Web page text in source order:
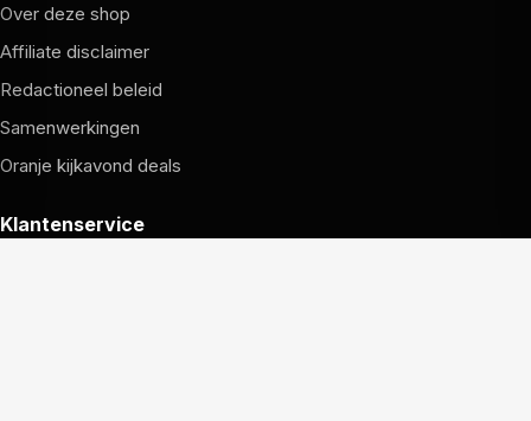
Over deze shop
Affiliate disclaimer
Redactioneel beleid
Samenwerkingen
Oranje kijkavond deals
Klantenservice